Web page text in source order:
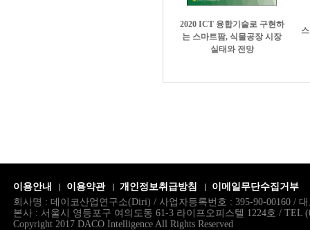
2020 ICT 융합기술로 구현하
는 스마트팜, 식물공장 시장
실태와 전망
이용안내 이용약관 개인정보취급방침
이메일무단수집거부
회사명 : 데이코산업연구소(Diri) / 사업자등록번호 : 395-90-00160 /
본사 : 서울시 영등포구 여의도동 61-3 라이프오피스텔 1224호 / TEL
Copyright 2017 DACO Intelligence All Rights Reserved